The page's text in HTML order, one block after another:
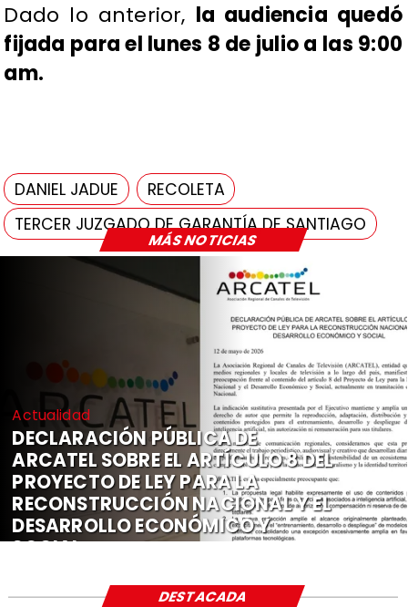
MÁS NOTICIAS
Dado lo anterior, la audiencia quedó
fijada para el lunes 8 de julio a las 9:00
am.
DANIEL JADUE
RECOLETA
TERCER JUZGADO DE GARANTÍA DE SANTIAGO
Actualidad
DECLARACIÓN PÚBLICA DE
ARCATEL SOBRE EL ARTÍCULO 8 DEL
PROYECTO DE LEY PARA LA
RECONSTRUCCIÓN NACIONAL Y EL
DESARROLLO ECONÓMICO Y
SOCIAL
DESTACADA